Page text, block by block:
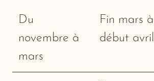
Du
novembre à
mars
Fin mars à
début avril